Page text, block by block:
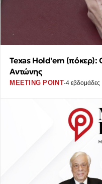
Texas Hold'em (πόκερ):
Αντώνης
MEETING POINT·4 εβδομάδες